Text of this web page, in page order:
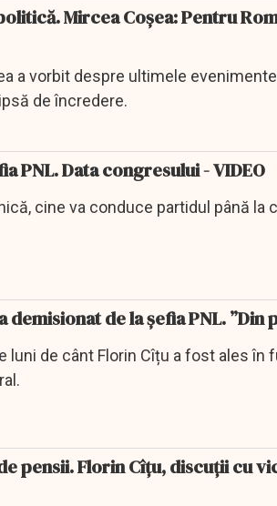
Mircea Coșea: Pentru
a vorbit despre ultimele
de încredere.
PNL. Data congresului - VIDEO
cine va conduce partidul până la
demisionat de la șefia PNL.
luni de cânt Florin Cîțu a fost ales în
pensii. Florin Cîţu, discuţii cu